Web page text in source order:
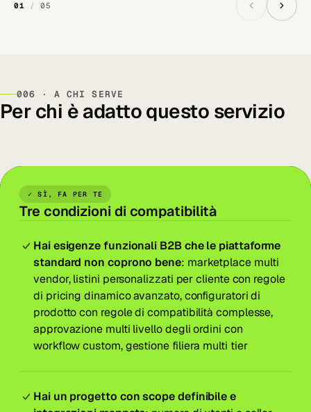
01 / 05
006 · A CHI SERVE
Per chi è adatto questo servizio
✓ SÌ, FA PER TE
Tre condizioni di compatibilità
Hai esigenze funzionali B2B che le piattaforme
standard non coprono bene: marketplace multi
vendor, listini personalizzati per cliente con regole
di pricing dinamico avanzato, configuratori di
prodotto con regole di compatibilità complesse,
approvazione multi livello degli ordini con
workflow custom, gestione filiera multi tier
Hai un progetto con scope definibile e